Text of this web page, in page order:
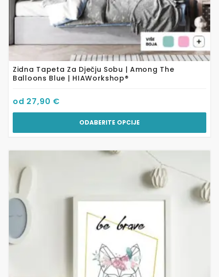
Zidna Tapeta Za Dječju Sobu | Among The
Balloons Blue | HIAWorkshop®
od 27,90 €
ODABERITE OPCIJE
proizvod
ima
više
varijanti.
Opcije
mogu
odabrati